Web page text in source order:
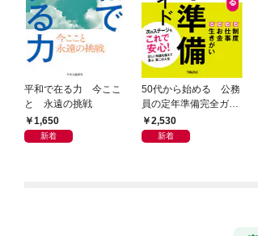
平和で在る力 今ここ
と 永遠の挑戦
1,650
新着
50代から始める 公務
員の定年準備完全ガイ
ド2,530
新着